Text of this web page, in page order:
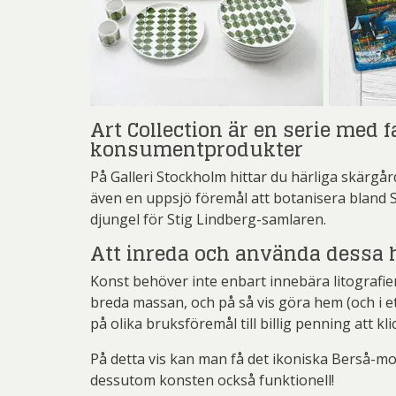
Josefina
Martin
Ulrica
Josefina
Mikael
Olle
Gösta
Mikael
Art Collection är en serie
konsumentprodukter
På Galleri Stockholm hittar du härliga
även en uppsjö föremål att botanisera bland
djungel för Stig Lindberg-samlaren.
Att inreda och använda
Konst behöver inte enbart innebära
breda massan, och på så vis göra hem (och
på olika bruksföremål till billig penning att
På detta vis kan man få det ikoniska Berså-
dessutom konsten också funktionell!